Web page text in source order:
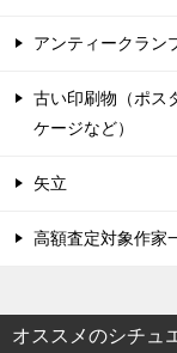
アンティークラン
古い印刷物（ポス
ケージなど）
矢立
高額査定対象作家
オススメのシチュ